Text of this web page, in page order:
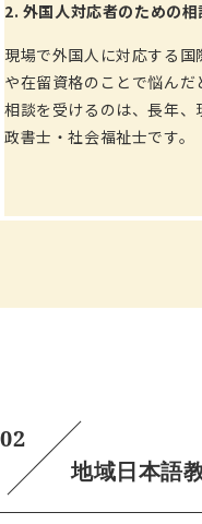
2. 外国人対応者のための相
現場で外国人に対応する
や在留資格のことで悩んだ
相談を受けるのは、長年
政書士・社会福祉士です。
02
地域日本語